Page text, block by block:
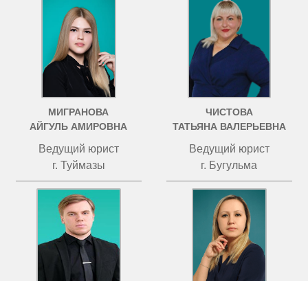
МИГРАНОВА
АЙГУЛЬ АМИРОВНА
Ведущий юрист
г. Туймазы
ЧИСТОВА
ТАТЬЯНА ВАЛЕРЬЕВНА
Ведущий юрист
г. Бугульма